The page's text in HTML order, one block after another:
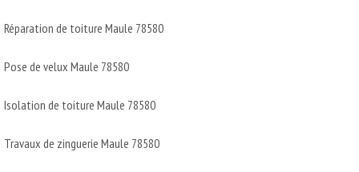
Réparation de toiture Maule 78580
Pose de velux Maule 78580
Isolation de toiture Maule 78580
Travaux de zinguerie Maule 78580